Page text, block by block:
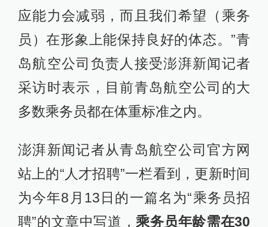
应能力会减弱，而且我们希望（乘务
员）在形象上能保持良好的体态。”青
岛航空公司负责人接受澎湃新闻记者
采访时表示，目前青岛航空公司的大
多数乘务员都在体重标准之内。
澎湃新闻记者从青岛航空公司官方网
站上的“人才招聘”一栏看到，更新时间
为今年8月13日的一篇名为“乘务员招
聘”的文章中写道， 乘务员年龄需在30